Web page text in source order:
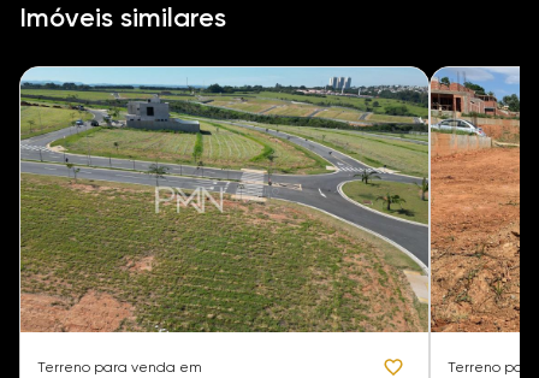
Imóveis similares
Terreno para venda em Terreno